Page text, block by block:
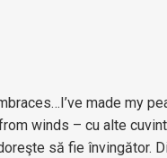
made my
winds – cu alte
să fie învingător.